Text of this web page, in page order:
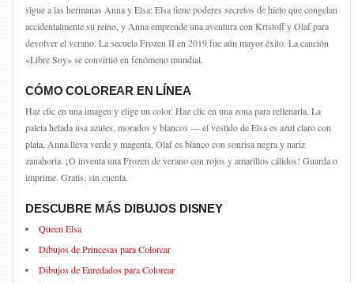
sigue a las hermanas Anna y Elsa: Elsa tiene poderes secretos de hielo que congelan
accidentalmente su reino, y Anna emprende una aventura con Kristoff y Olaf para
devolver el verano. La secuela Frozen II en 2019 fue aún mayor éxito. La canción
«Libre Soy» se convirtió en fenómeno mundial.
CÓMO COLOREAR EN LÍNEA
Haz clic en una imagen y elige un color. Haz clic en una zona para rellenarla. La
paleta helada usa azules, morados y blancos — el vestido de Elsa es azul claro con
plata, Anna lleva verde y magenta, Olaf es blanco con sonrisa negra y nariz
zanahoria. ¡O inventa una Frozen de verano con rojos y amarillos cálidos! Guarda o
imprime. Gratis, sin cuenta.
DESCUBRE MÁS DIBUJOS DISNEY
Queen Elsa
Dibujos de Princesas para Colorear
Dibujos de Enredados para Colorear